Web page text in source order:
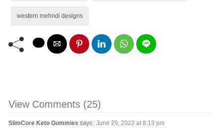
western mehndi designs
View Comments (25)
SlimCore Keto Gummies says: June 29, 2022 at 8:13 pm